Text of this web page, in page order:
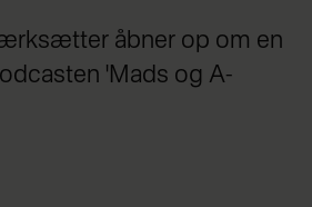
åbner op om en
'Mads og A-